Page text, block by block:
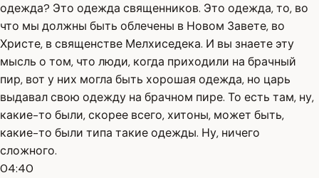
одежда? Это одежда священников. Это одежда, то, во
что мы должны быть облечены в Новом Завете, во
Христе, в священстве Мелхиседека. И вы знаете эту
мысль о том, что люди, когда приходили на брачный
пир, вот у них могла быть хорошая одежда, но царь
выдавал свою одежду на брачном пире. То есть там, ну,
какие-то были, скорее всего, хитоны, может быть,
какие-то были типа такие одежды. Ну, ничего
сложного.
04:40